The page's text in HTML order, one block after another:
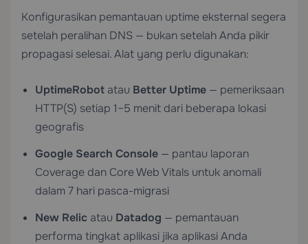
Konfigurasikan pemantauan uptime eksternal segera
setelah peralihan DNS — bukan setelah Anda pikir
propagasi selesai. Alat yang perlu digunakan:
UptimeRobot atau Better Uptime — pemeriksaan
HTTP(S) setiap 1–5 menit dari beberapa lokasi
geografis
Google Search Console — pantau laporan
Coverage dan Core Web Vitals untuk anomali
dalam 7 hari pasca-migrasi
New Relic atau Datadog — pemantauan
performa tingkat aplikasi jika aplikasi Anda